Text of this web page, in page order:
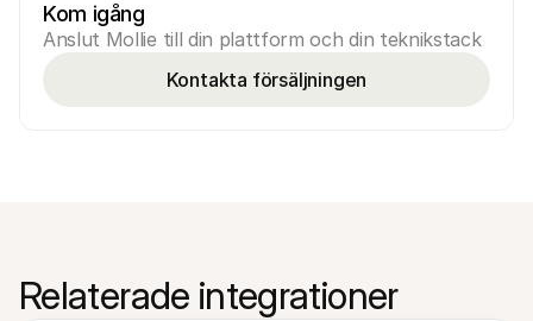
Kom igång
Anslut Mollie till din plattform och din teknikstack
Kontakta försäljningen
Relaterade integrationer